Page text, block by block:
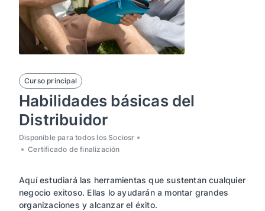
Curso principal
Habilidades básicas del
Distribuidor
Disponible para todos los Sociosr
Certificado de finalización
Aquí estudiará las herramientas que sustentan cualquier
negocio exitoso. Ellas lo ayudarán a montar grandes
organizaciones y alcanzar el éxito.